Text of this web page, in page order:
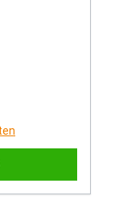
Informationen zum